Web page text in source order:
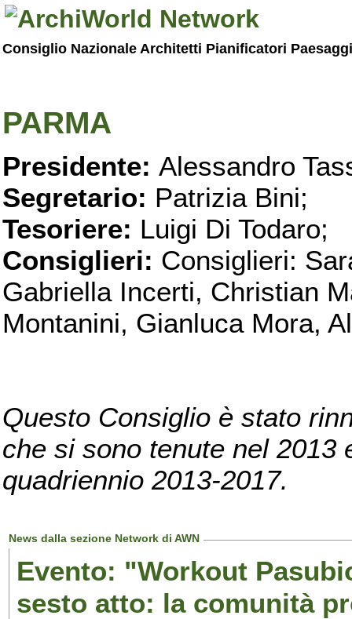
Consiglio Nazionale Architetti Pianificatori
PARMA
Presidente: Alessandro
Segretario: Patrizia Bini;
Tesoriere: Luigi Di Todaro;
Consiglieri: Consiglieri:
Gabriella Incerti, Christian
Montanini, Gianluca Mora,
Questo Consiglio è stato
che si sono tenute nel 2013
quadriennio 2013-2017.
News dalla sezione Network di AWN
Evento: "Workout
sesto atto: la comunità